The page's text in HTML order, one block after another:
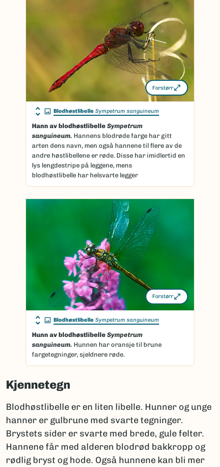
Forstørr
Blodhøstlibelle Sympetrum sanguineum
Hann av blodhøstlibelle Sympetrum
sanguineum. Hannens blodrøde farge har gitt
arten dens navn, men også hannene til flere av de
andre høstlibellene er røde. Disse har imidlertid en
lys lengdestripe på leggene, mens
blodhøstlibelle har helsvarte legger
Forstørr
Blodhøstlibelle Sympetrum sanguineum
Hunn av blodhøstlibelle Sympetrum
sanguineum. Hunnen har oransje til brune
fargetegninger, sjeldnere røde.
Kjennetegn
Blodhøstlibelle er en liten libelle. Hunner og unge
hanner er gulbrune med svarte tegninger.
Brystets sider er svarte med brede, gule felter.
Hannene får med alderen blodrød bakkropp og
rødlig bryst og hode. Også hunnene kan bli mer